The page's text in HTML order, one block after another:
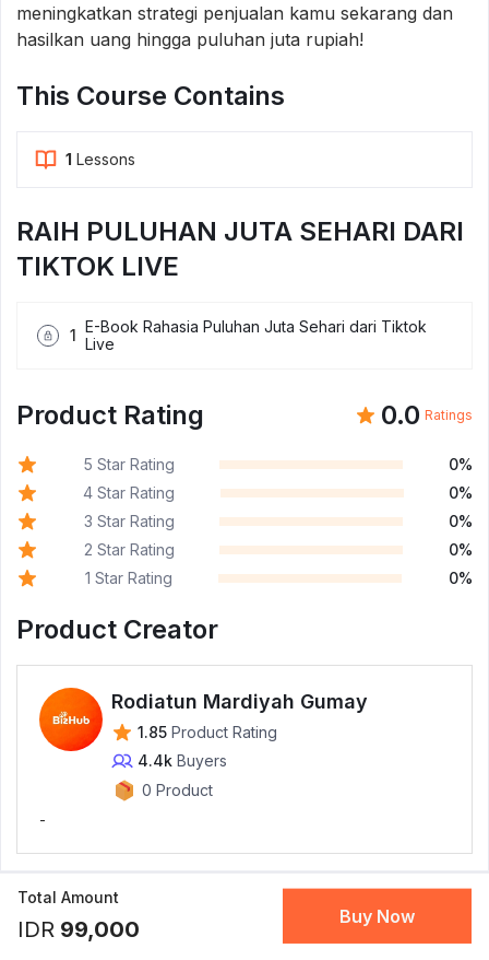
meningkatkan strategi penjualan kamu sekarang dan
hasilkan uang hingga puluhan juta rupiah!
This Course Contains
1 Lessons
RAIH PULUHAN JUTA SEHARI DARI
TIKTOK LIVE
1 E-Book Rahasia Puluhan Juta Sehari dari Tiktok
Live
Product Rating 0.0 Ratings
5 Star Rating
0%
4 Star Rating
0%
3 Star Rating
0%
2 Star Rating
0%
1 Star Rating
0%
Product Creator
Rodiatun Mardiyah Gumay
1.85 Product Rating
4.4k Buyers
0 Product
-
Total Amount
IDR 99,000 Buy Now